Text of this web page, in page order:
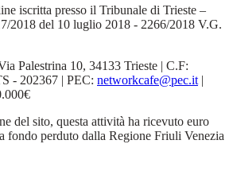
iscritta presso il Tribunale di Trieste –
2018 del 10 luglio 2018 - 2266/2018 V.G.
Palestrina 10, 34133 Trieste | C.F:
- 202367 | PEC: networkcafe@pec.it |
del sito, questa attività ha ricevuto euro
fondo perduto dalla Regione Friuli Venezia